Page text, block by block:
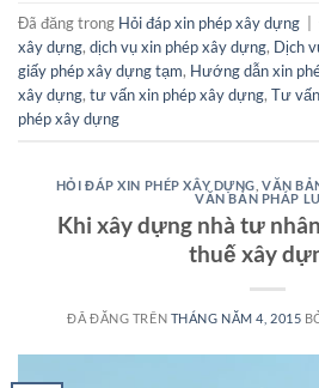
Đã đăng trong Hỏi đáp xin phép xây dựng
xây dựng, dịch vụ xin phép xây dựng, Dịch
giấy phép xây dựng tạm, Hướng dẫn xin
xây dựng, tư vấn xin phép xây dựng, Tư
phép xây dựng
HỎI ĐÁP XIN PHÉP XÂY DỰNG VĂN
VĂN BẢN PHÁP
Khi xây dựng nhà tư
thuế xây
ĐÃ ĐĂNG TRÊN THÁNG NĂM 4, 2015